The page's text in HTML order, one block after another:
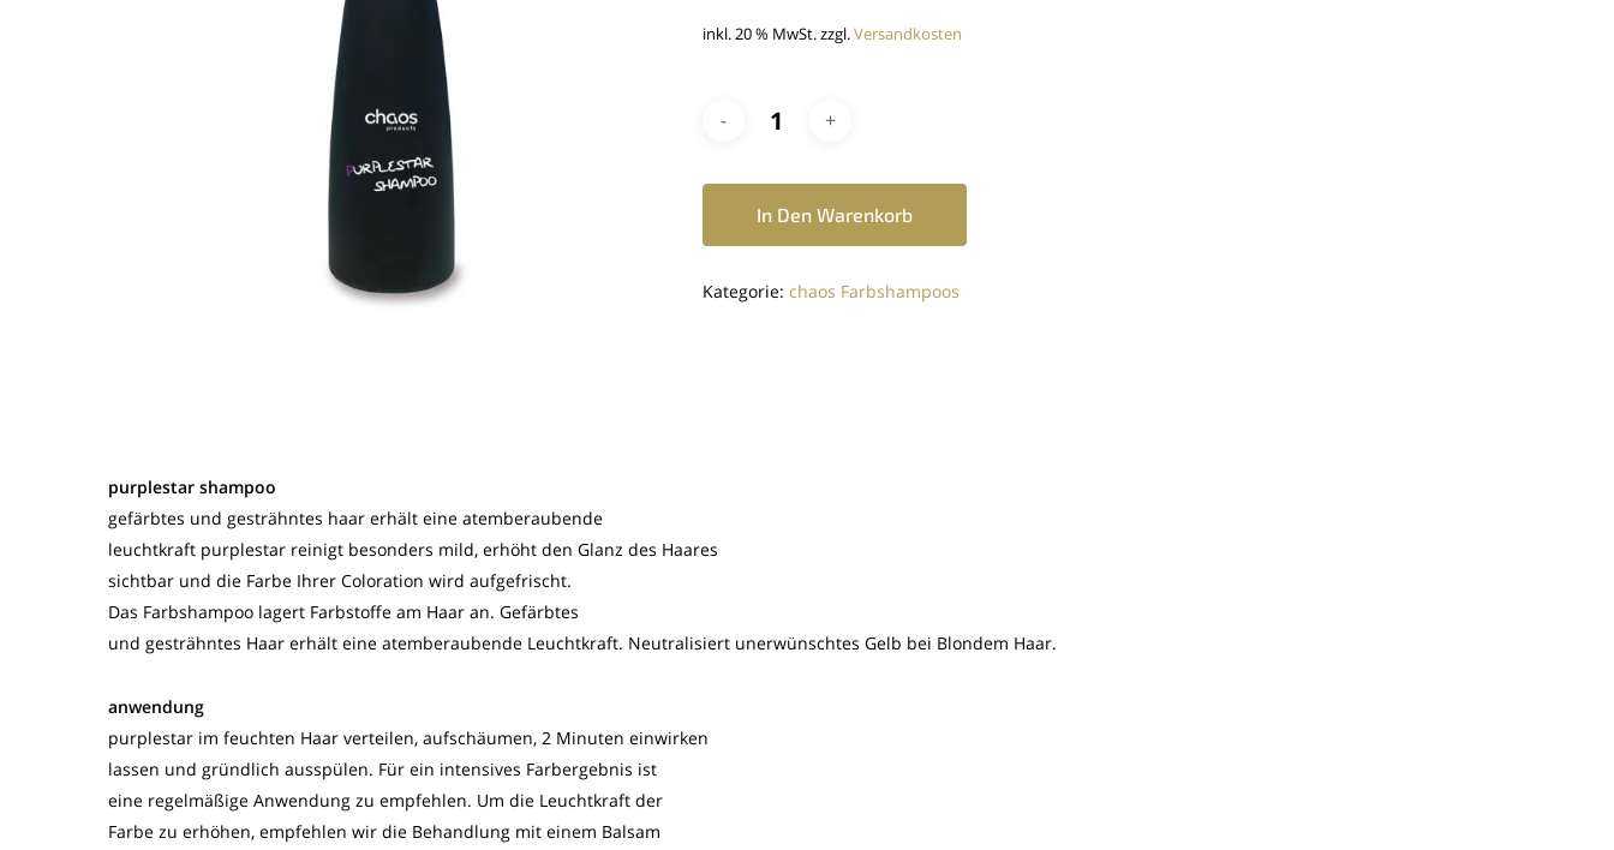
inkl. 20 % MwSt.zzgl.Versandkosten
In Den Warenkorb
Kategorie: chaos Farbshampoos
purplestar shampoo
gefärbtes und gesträhntes haar erhält eine atemberaubende
leuchtkraft purplestar reinigt besonders mild, erhöht den Glanz des Haares
sichtbar und die Farbe Ihrer Coloration wird aufgefrischt.
Das Farbshampoo lagert Farbstoffe am Haar an. Gefärbtes
und gesträhntes Haar erhält eine atemberaubende Leuchtkraft. Neutralisiert unerwünschtes Gelb bei Blondem Haar.
anwendung
purplestar im feuchten Haar verteilen, aufschäumen, 2 Minuten einwirken
lassen und gründlich ausspülen. Für ein intensives Farbergebnis ist
eine regelmäßige Anwendung zu empfehlen. Um die Leuchtkraft der
Farbe zu erhöhen, empfehlen wir die Behandlung mit einem Balsam